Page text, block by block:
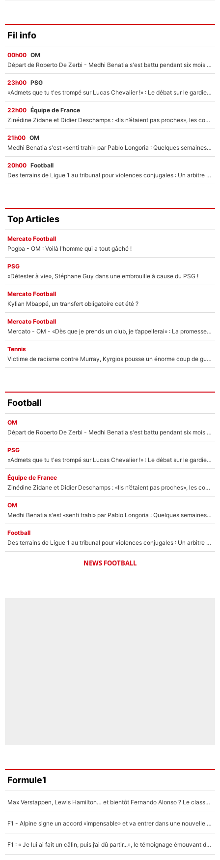
Fil info
00h00 OM
Départ de Roberto De Zerbi - Medhi Benatia s'est battu pendant six mois pour le retenir à l'OM, le PSG a été le naufrage de trop : «Je pars avec toi»
23h00 PSG
«Admets que tu t'es trompé sur Lucas Chevalier !» : Le débat sur le gardien du PSG vire au clash à l'After Foot
22h00 Équipe de France
Zinédine Zidane et Didier Deschamps : «Ils n’étaient pas proches», les confidences d’un membre de l’équipe de France 1998 sur leur relation spéciale
21h00 OM
Medhi Benatia s'est «senti trahi» par Pablo Longoria : Quelques semaines après son départ, l'ancien directeur de football de l'OM règle ses comptes
20h00 Football
Des terrains de Ligue 1 au tribunal pour violences conjugales : Un arbitre français encourt une peine de 18 mois de prison !
Top Articles
Mercato Football
Pogba - OM : Voilà l'homme qui a tout gâché !
PSG
«Détester à vie», Stéphane Guy dans une embrouille à cause du PSG !
Mercato Football
Kylian Mbappé, un transfert obligatoire cet été ?
Mercato Football
Mercato - OM - «Dès que je prends un club, je t’appellerai» : La promesse de Marcelino au moment de claquer la porte
Tennis
Victime de racisme contre Murray, Kyrgios pousse un énorme coup de gueule !
Football
OM
Départ de Roberto De Zerbi - Medhi Benatia s'est battu pendant six mois pour le retenir à l'OM, le PSG a été le naufrage de trop : «Je pars avec toi»
PSG
«Admets que tu t'es trompé sur Lucas Chevalier !» : Le débat sur le gardien du PSG vire au clash à l'After Foot
Équipe de France
Zinédine Zidane et Didier Deschamps : «Ils n’étaient pas proches», les confidences d’un membre de l’équipe de France 1998 sur leur relation spéciale
OM
Medhi Benatia s'est «senti trahi» par Pablo Longoria : Quelques semaines après son départ, l'ancien directeur de football de l'OM règle ses comptes
Football
Des terrains de Ligue 1 au tribunal pour violences conjugales : Un arbitre français encourt une peine de 18 mois de prison !
NEWS FOOTBALL
Formule1
Max Verstappen, Lewis Hamilton… et bientôt Fernando Alonso ? Le classement des pilotes les mieux payés en Formule 1 risque de changer !
F1 - Alpine signe un accord «impensable» et va entrer dans une nouvelle dimension : Grande nouvelle pour Pierre Gasly !
F1 : « Je lui ai fait un câlin, puis j’ai dû partir...», le témoignage émouvant de Max Verstappen sur sa fille